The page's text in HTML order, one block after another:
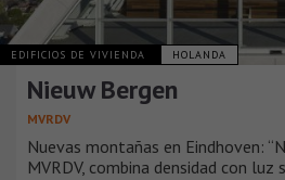
EDIFICIOS DE VIVIENDA HOLANDA
Nieuw Bergen
MVRDV
Nuevas montañas en Eindhoven:
MVRDV, combina densidad con luz